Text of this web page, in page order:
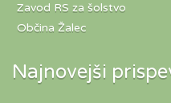
Zavod RS za šolstvo
Občina Žalec
Najnovejši